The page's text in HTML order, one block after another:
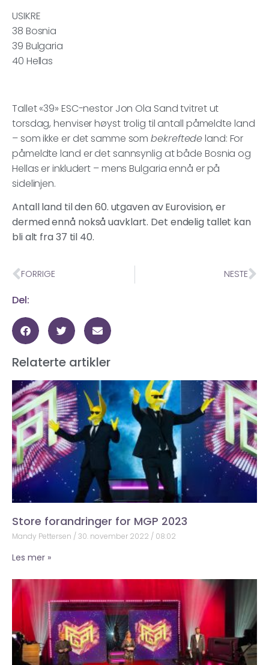
USIKRE
38 Bosnia
39 Bulgaria
40 Hellas
Tallet «39» ESC-nestor Jon Ola Sand tvitret ut
torsdag, henviser høyst trolig til antall påmeldte land
– som ikke er det samme sombekreftedeland: For
påmeldte land er det sannsynlig at både Bosnia og
Hellas er inkludert – mens Bulgaria ennå er på
sidelinjen.
Antall land til den 60. utgaven av Eurovision, er
dermed ennå nokså uavklart. Det endelig tallet kan
bli alt fra 37 til 40.
FORRIGE NESTE
Del:
Relaterte artikler
Store forandringer for MGP 2023
Mandy Pettersen 30. november 2022 08:02
Les mer »